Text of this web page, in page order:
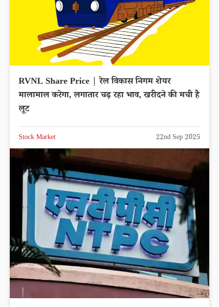
RVNL Share Price | रेल विकास निगम शेयर
मालामाल करेगा, लगातार चढ़ रहा भाव, खरीदने की मची है
लूट
Stock Market 22nd Sep 2025